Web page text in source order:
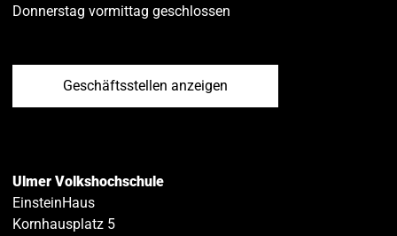
Donnerstag vormittag geschlossen
Geschäftsstellen anzeigen
Ulmer Volkshochschule
EinsteinHaus
Kornhausplatz 5